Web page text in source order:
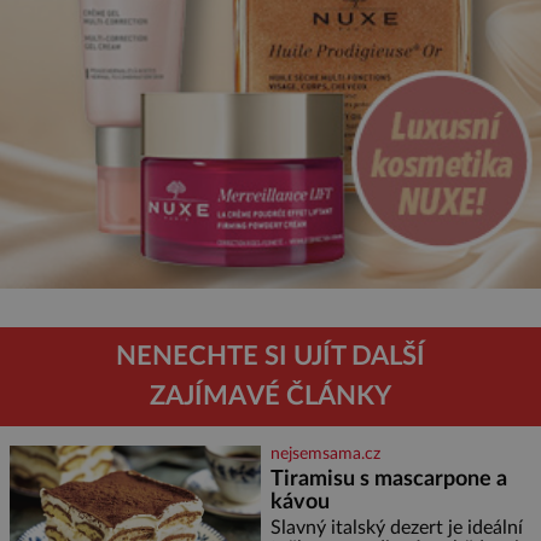
NENECHTE SI UJÍT DALŠÍ
ZAJÍMAVÉ ČLÁNKY
nejsemsama.cz
Tiramisu s mascarpone a
kávou
Slavný italský dezert je ideální